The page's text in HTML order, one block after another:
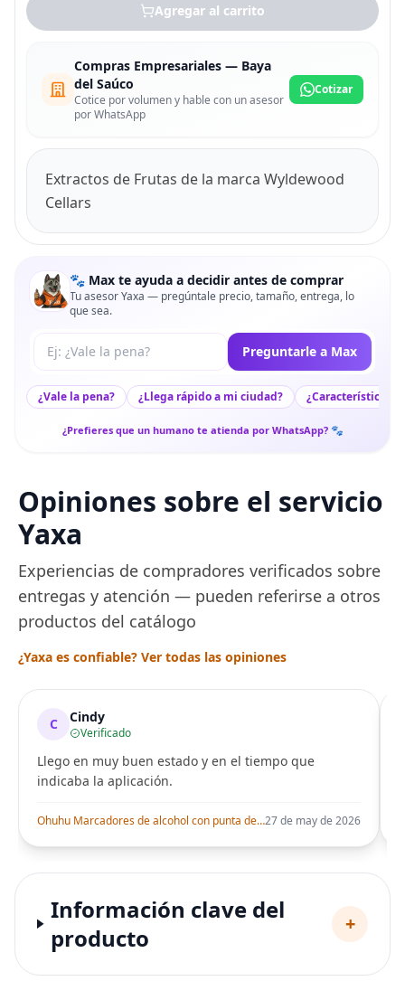
Agregar al carrito
Compras Empresariales — Baya
del Saúco
Cotice por volumen y hable con un asesor
por WhatsApp
Cotizar
Extractos de Frutas de la marca Wyldewood
Cellars
🐾 Max te ayuda a decidir antes de comprar
Tu asesor Yaxa — pregúntale precio, tamaño, entrega, lo
que sea.
Tu pregunta a Max Preguntarle a Max
¿Vale la pena? ¿Llega rápido a mi ciudad? ¿Características
¿Prefieres que un humano te atienda por WhatsApp? 🐾
Opiniones sobre el servicio
Yaxa
Experiencias de compradores verificados sobre
entregas y atención — pueden referirse a otros
productos del catálogo
¿Yaxa es confiable? Ver todas las opiniones
C Cindy
Verificado
Llego en muy buen estado y en el tiempo que
indicaba la aplicación.
Ohuhu Marcadores de alcohol con punta de pincel – Juego de marcadores artísticos de doble punta con certificación AP para artistas adultos27 de may de 2026
Información clave del
producto
+